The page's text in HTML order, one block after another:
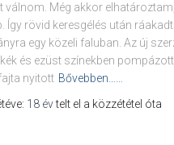
válnom. Még akkor
Így rövid keresgélés után
egy közeli faluban. Az új
és ezüst színekben
nyitott Bővebben……
18 évtelt el a közzététel óta